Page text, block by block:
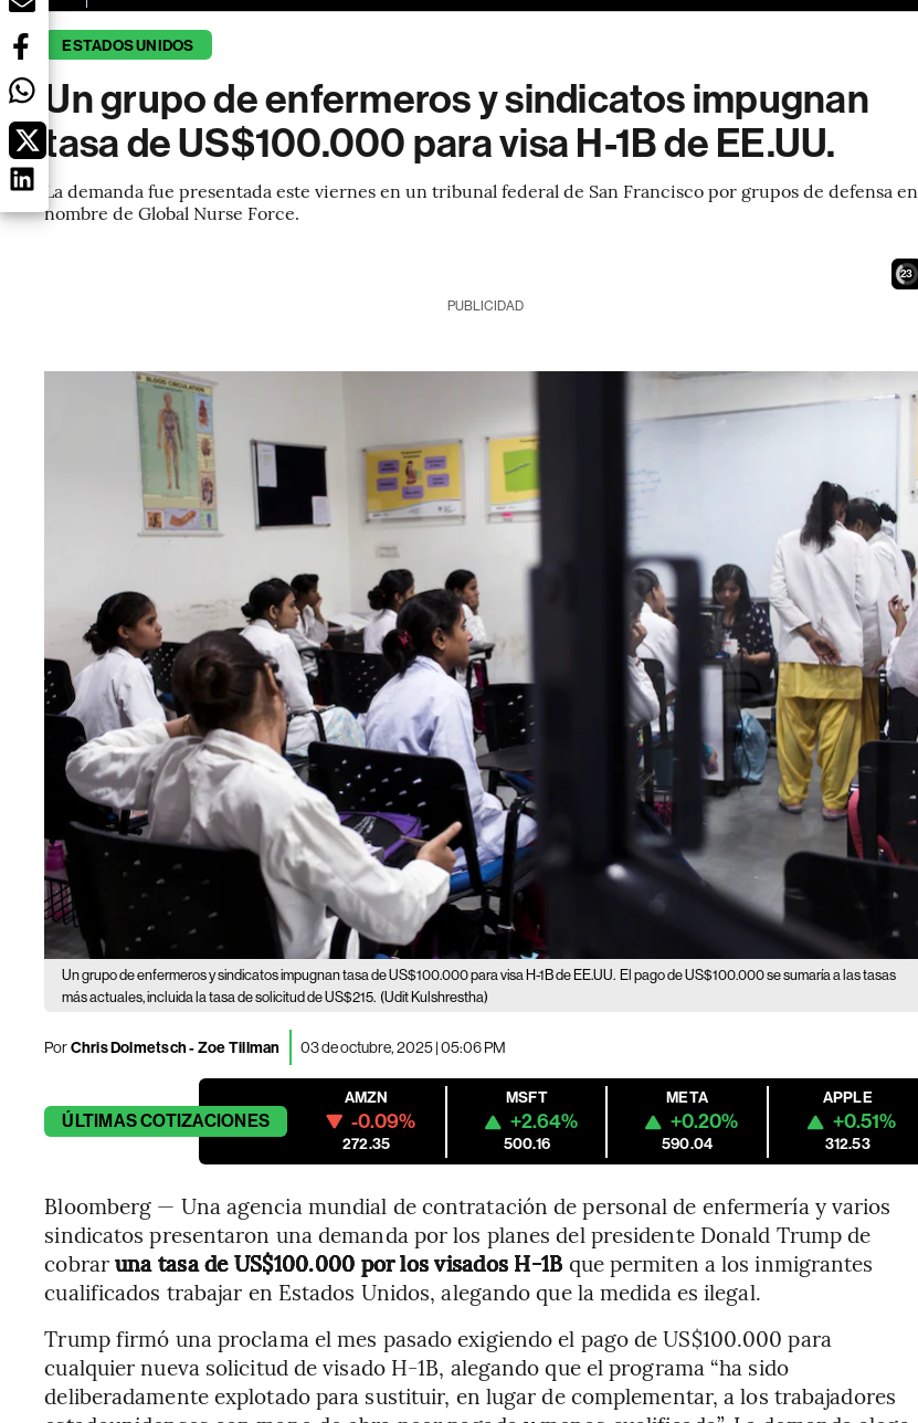
ESTADOS UNIDOS
Un grupo de enfermeros y sindicatos impugnan
tasa de US$100.000 para visa H-1B de EE.UU.
La demanda fue presentada este viernes en un tribunal federal de San Francisco por grupos de defensa en
nombre de Global Nurse Force.
21
PUBLICIDAD
Un grupo de enfermeros y sindicatos impugnan tasa de US$100.000 para visa H-1B de EE.UU. El pago de US$100.000 se sumaría a las tasas
más actuales, incluida la tasa de solicitud de US$215. (Udit Kulshrestha)
PorChris Dolmetsch - Zoe Tillman 03 de octubre, 2025 | 05:06 PM
ÚLTIMASCOTIZACIONES
AMZN
-0.09%
272.35
MSFT
+2.64%
500.16
META
+0.20%
590.04
APPLE
+0.51%
312.53
Bloomberg — Una agencia mundial de contratación de personal de enfermería y varios
sindicatos presentaron una demanda por los planes del presidente Donald Trump de
cobraruna tasa de US$100.000 por los visados H-1B que permiten a los inmigrantes
cualificados trabajar en Estados Unidos, alegando que la medida es ilegal.
Trump firmó una proclama el mes pasado exigiendo el pago de US$100.000 para
cualquier nueva solicitud de visado H-1B, alegando que el programa “ha sido
deliberadamente explotado para sustituir, en lugar de complementar, a los trabajadores